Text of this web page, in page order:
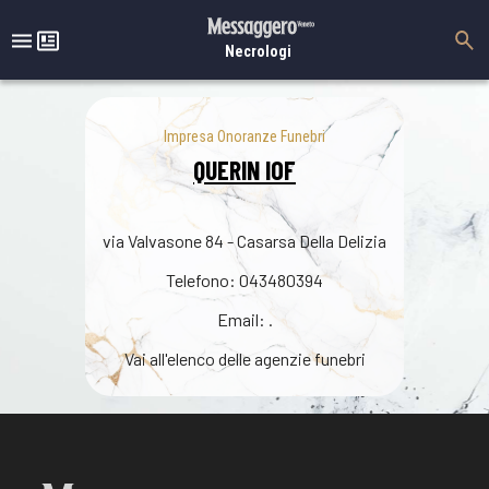
Necrologi
Impresa Onoranze Funebri
QUERIN IOF
via Valvasone 84 - Casarsa Della Delizia
Telefono: 043480394
Email: .
Vai all'elenco delle agenzie funebri